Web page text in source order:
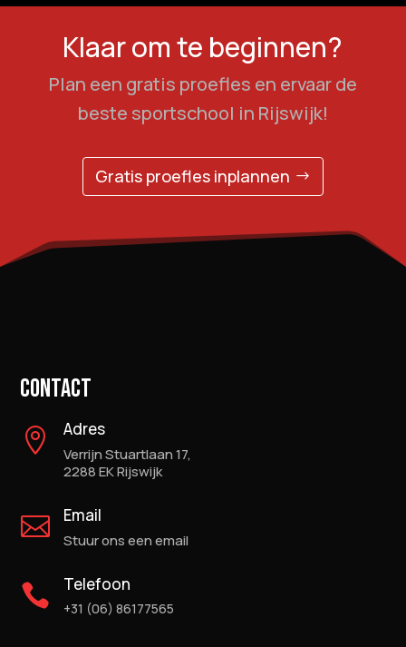
Klaar om te beginnen?
Plan een gratis proefles en ervaar de
beste sportschool in Rijswijk!
Gratis proefles inplannen
CONTACT
 Adres
Verrijn Stuartlaan 17,
2288 EK Rijswijk
 Email
Stuur ons een email
 Telefoon
+31 (06) 86177565